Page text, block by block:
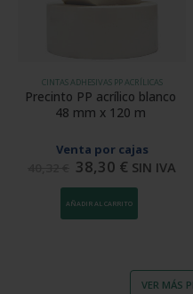
CINTAS ADHESIVAS PP ACRÍLICAS
Precinto PP acrílico blanco
48 mm x 120 m
Venta por cajas
38,30 € SIN IVA
AÑADIR AL CARRITO
VER MÁS